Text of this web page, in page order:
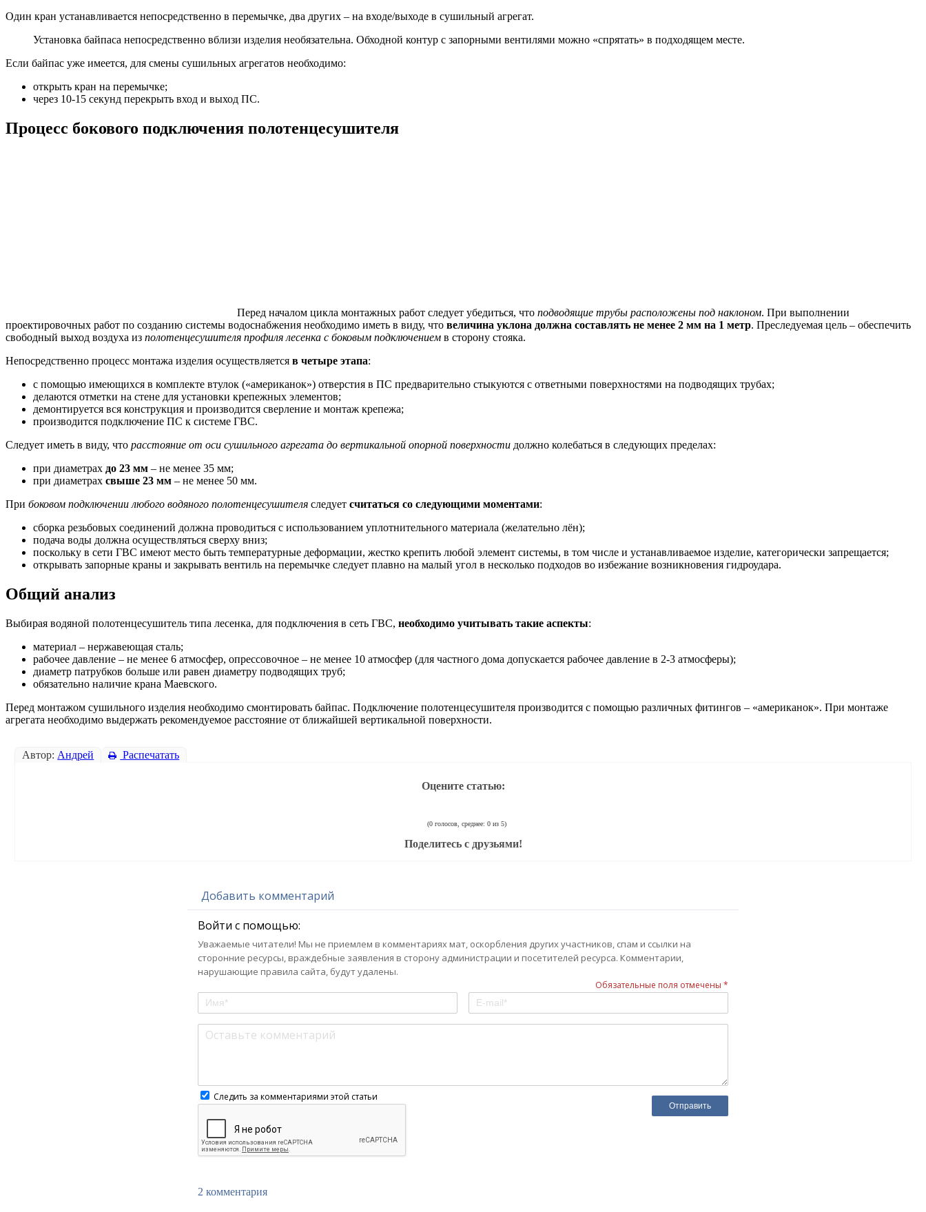
Один кран устанавливается непосредственно в перемычке, два других – на входе/выходе в сушильный агрегат.
Установка байпаса непосредственно вблизи изделия необязательна. Обходной контур с запорными вентилями можно «спрятать» в подходящем месте.
Если байпас уже имеется, для смены сушильных агрегатов необходимо:
открыть кран на перемычке;
через 10-15 секунд перекрыть вход и выход ПС.
Процесс бокового подключения полотенцесушителя
Перед началом цикла монтажных работ следует убедиться, что подводящие трубы расположены под наклоном. При выполнении
проектировочных работ по созданию системы водоснабжения необходимо иметь в виду, что величина уклона должна составлять не менее 2 мм на 1 метр. Преследуемая цель – обеспечить
свободный выход воздуха из полотенцесушителя профиля лесенка с боковым подключением в сторону стояка.
Непосредственно процесс монтажа изделия осуществляется в четыре этапа:
с помощью имеющихся в комплекте втулок («американок») отверстия в ПС предварительно стыкуются с ответными поверхностями на подводящих трубах;
делаются отметки на стене для установки крепежных элементов;
демонтируется вся конструкция и производится сверление и монтаж крепежа;
производится подключение ПС к системе ГВС.
Следует иметь в виду, что расстояние от оси сушильного агрегата до вертикальной опорной поверхности должно колебаться в следующих пределах:
при диаметрах до 23 мм – не менее 35 мм;
при диаметрах свыше 23 мм – не менее 50 мм.
При боковом подключении любого водяного полотенцесушителя следует считаться со следующими моментами:
сборка резьбовых соединений должна проводиться с использованием уплотнительного материала (желательно лён);
подача воды должна осуществляться сверху вниз;
поскольку в сети ГВС имеют место быть температурные деформации, жестко крепить любой элемент системы, в том числе и устанавливаемое изделие, категорически запрещается;
открывать запорные краны и закрывать вентиль на перемычке следует плавно на малый угол в несколько подходов во избежание возникновения гидроудара.
Общий анализ
Выбирая водяной полотенцесушитель типа лесенка, для подключения в сеть ГВС, необходимо учитывать такие аспекты:
материал – нержавеющая сталь;
рабочее давление – не менее 6 атмосфер, опрессовочное – не менее 10 атмосфер (для частного дома допускается рабочее давление в 2-3 атмосферы);
диаметр патрубков больше или равен диаметру подводящих труб;
обязательно наличие крана Маевского.
Перед монтажом сушильного изделия необходимо смонтировать байпас. Подключение полотенцесушителя производится с помощью различных фитингов – «американок». При монтаже
агрегата необходимо выдержать рекомендуемое расстояние от ближайшей вертикальной поверхности.
Автор: Андрей Распечатать
Оцените статью:
(0 голосов, среднее: 0 из 5)
Поделитесь с друзьями!
Добавить комментарий
Войти с помощью:
Уважаемые читатели! Мы не приемлем в комментариях мат, оскорбления других участников, спам и ссылки на
сторонние ресурсы, враждебные заявления в сторону администрации и посетителей ресурса. Комментарии,
нарушающие правила сайта, будут удалены.
Обязательные поля отмечены *
Следить за комментариями этой статьи
2 комментария